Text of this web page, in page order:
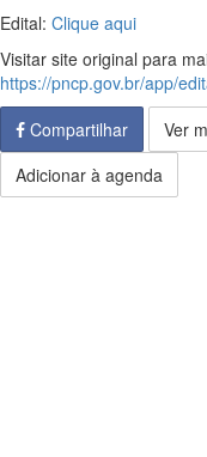
Edital: Clique aqui
Visitar site original para
https://pncp.gov.br/app/
Compartilhar
Ver
Adicionar à agenda